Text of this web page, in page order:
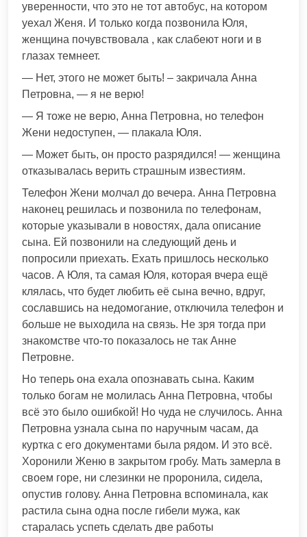
уверенности, что это не тот автобус, на котором
уехал Женя. И только когда позвонила Юля,
женщина почувствовала , как слабеют ноги и в
глазах темнеет.
— Нет, этого не может быть! – закричала Анна
Петровна, — я не верю!
— Я тоже не верю, Анна Петровна, но телефон
Жени недоступен, — плакала Юля.
— Может быть, он просто разрядился! — женщина
отказывалась верить страшным известиям.
Телефон Жени молчал до вечера. Анна Петровна
наконец решилась и позвонила по телефонам,
которые указывали в новостях, дала описание
сына. Ей позвонили на следующий день и
попросили приехать. Ехать пришлось несколько
часов. А Юля, та самая Юля, которая вчера ещё
клялась, что будет любить её сына вечно, вдруг,
сославшись на недомогание, отключила телефон и
больше не выходила на связь. Не зря тогда при
знакомстве что-то показалось не так Анне
Петровне.
Но теперь она ехала опознавать сына. Каким
только богам не молилась Анна Петровна, чтобы
всё это было ошибкой! Но чуда не случилось. Анна
Петровна узнала сына по наручным часам, да
куртка с его документами была рядом. И это всё.
Хоронили Женю в закрытом гробу. Мать замерла в
своем горе, ни слезинки не проронила, сидела,
опустив голову. Анна Петровна вспоминала, как
растила сына одна после гибели мужа, как
старалась успеть сделать две работы